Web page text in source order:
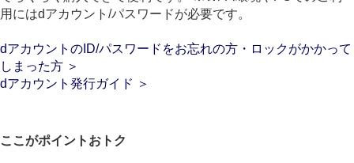
用にはdアカウント/パスワードが必要です。
dアカウントのID/パスワードをお忘れの方・ロックがかかって
しまった方 ＞
dアカウント発行ガイド ＞
ここがポイントおトク